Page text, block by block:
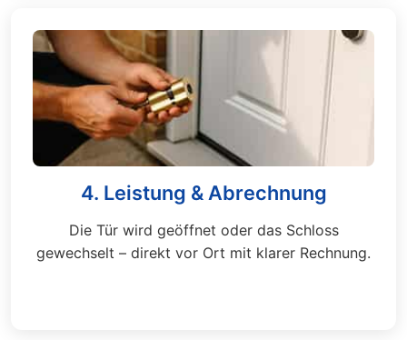
4. Leistung & Abrechnung
Die Tür wird geöffnet oder das Schloss
gewechselt – direkt vor Ort mit klarer Rechnung.